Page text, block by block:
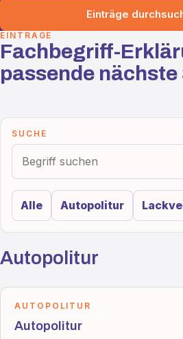
Einträge
EINTRÄGE
Fachbegriff-
passende
SUCHE
Alle Autopolitur
Autopolitur
AUTOPOLITUR
Autopolitur